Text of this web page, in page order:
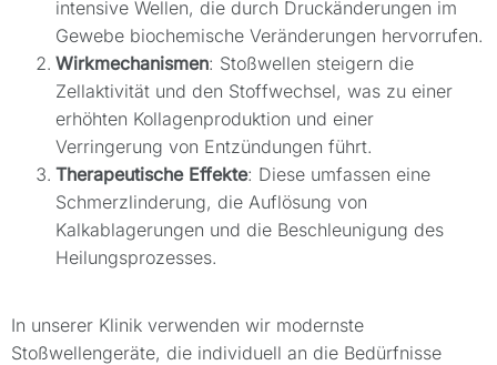
intensive Wellen, die durch Druckänderungen im
Gewebe biochemische Veränderungen hervorrufen.
Wirkmechanismen: Stoßwellen steigern die
Zellaktivität und den Stoffwechsel, was zu einer
erhöhten Kollagenproduktion und einer
Verringerung von Entzündungen führt.
Therapeutische Effekte: Diese umfassen eine
Schmerzlinderung, die Auflösung von
Kalkablagerungen und die Beschleunigung des
Heilungsprozesses.
In unserer Klinik verwenden wir modernste
Stoßwellengeräte, die individuell an die Bedürfnisse